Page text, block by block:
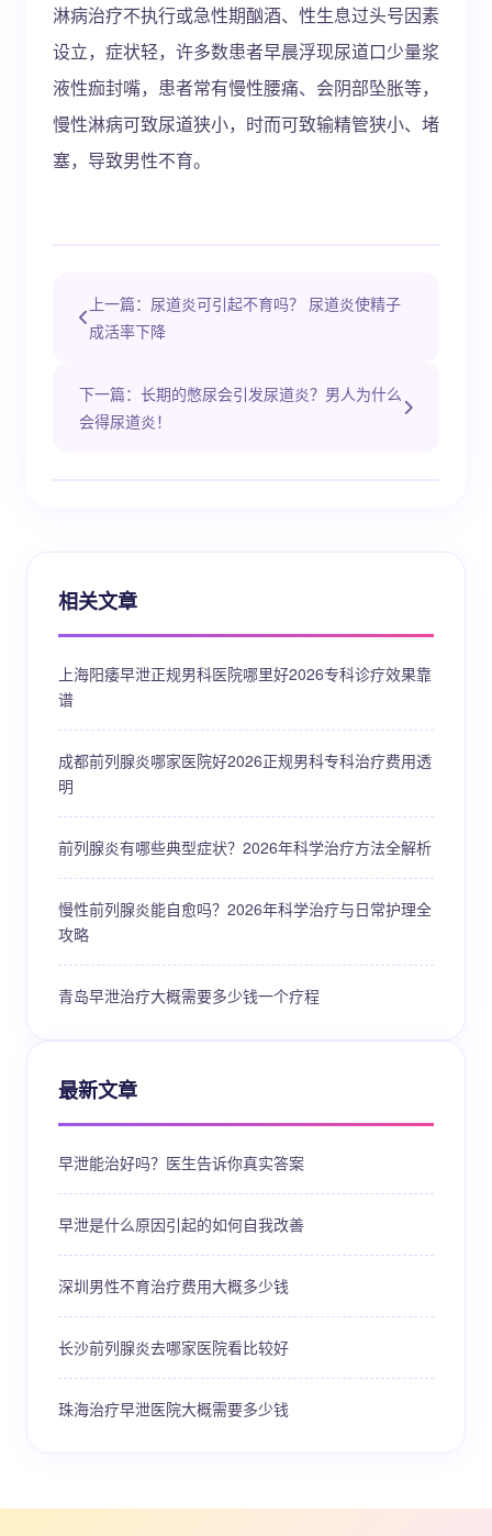
淋病治疗不执行或急性期酗酒、性生息过头号因素
设立，症状轻，许多数患者早晨浮现尿道口少量浆
液性痂封嘴，患者常有慢性腰痛、会阴部坠胀等，
慢性淋病可致尿道狭小，时而可致输精管狭小、堵
塞，导致男性不育。
上一篇：尿道炎可引起不育吗？ 尿道炎使精子
成活率下降
下一篇：长期的憋尿会引发尿道炎？男人为什么
会得尿道炎！
相关文章
上海阳痿早泄正规男科医院哪里好2026专科诊疗效果靠
谱
成都前列腺炎哪家医院好2026正规男科专科治疗费用透
明
前列腺炎有哪些典型症状？2026年科学治疗方法全解析
慢性前列腺炎能自愈吗？2026年科学治疗与日常护理全
攻略
青岛早泄治疗大概需要多少钱一个疗程
最新文章
早泄能治好吗？医生告诉你真实答案
早泄是什么原因引起的如何自我改善
深圳男性不育治疗费用大概多少钱
长沙前列腺炎去哪家医院看比较好
珠海治疗早泄医院大概需要多少钱